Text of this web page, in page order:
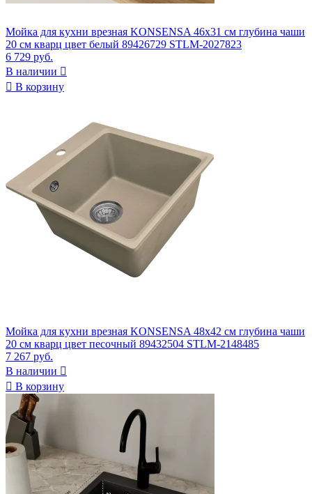
Мойка для кухни врезная KONSENSA 46x31 см глубина чаши
20 см кварц цвет белый 89426729 STLM-2027823
6 729 руб.
В наличии 
 В корзину
Мойка для кухни врезная KONSENSA 48x42 см глубина чаши
20 см кварц цвет песочный 89432504 STLM-2148485
7 267 руб.
В наличии 
 В корзину